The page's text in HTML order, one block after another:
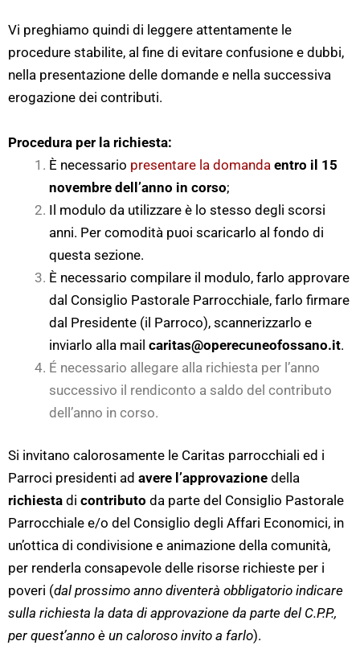
Vi preghiamo quindi di leggere attentamente le
procedure stabilite, al fine di evitare confusione e dubbi,
nella presentazione delle domande e nella successiva
erogazione dei contributi.
Procedura per la richiesta:
È necessario presentare la domanda entro il 15
novembre dell’anno in corso;
Il modulo da utilizzare è lo stesso degli scorsi
anni. Per comodità puoi scaricarlo al fondo di
questa sezione.
È necessario compilare il modulo, farlo approvare
dal Consiglio Pastorale Parrocchiale, farlo firmare
dal Presidente (il Parroco), scannerizzarlo e
inviarlo alla mail caritas@operecuneofossano.it.
É necessario allegare alla richiesta per l’anno
successivo il rendiconto a saldo del contributo
dell’anno in corso.
Si invitano calorosamente le Caritas parrocchiali ed i
Parroci presidenti ad avere l’approvazione della
richiesta di contributo da parte del Consiglio Pastorale
Parrocchiale e/o del Consiglio degli Affari Economici, in
un’ottica di condivisione e animazione della comunità,
per renderla consapevole delle risorse richieste per i
poveri (dal prossimo anno diventerà obbligatorio indicare
sulla richiesta la data di approvazione da parte del C.P.P.,
per quest’anno è un caloroso invito a farlo).